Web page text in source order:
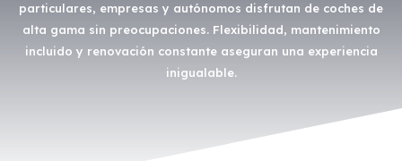
particulares, empresas y autónomos disfrutan de coches de
alta gama sin preocupaciones. Flexibilidad, mantenimiento
incluido y renovación constante aseguran una experiencia
inigualable.